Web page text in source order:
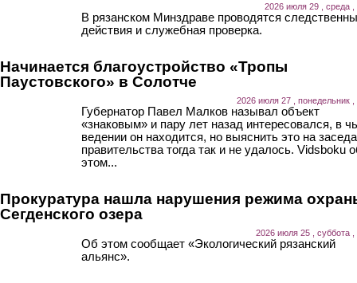
2026 июля 29 , среда ,
В рязанском Минздраве проводятся
действия и служебная проверка.
Начинается благоустройство «Тропы
Паустовского» в Солотче
2026 июля 27 , понедельник ,
Губернатор Павел Малков называл объект
«знаковым» и пару лет назад интересовался, в
ведении он находится, но выяснить это на
правительства тогда так и не удалось. Vidsboku
этом...
Прокуратура нашла нарушения режима
Сегденского озера
2026 июля 25 , суббота ,
Об этом сообщает «Экологический рязанский
альянс».